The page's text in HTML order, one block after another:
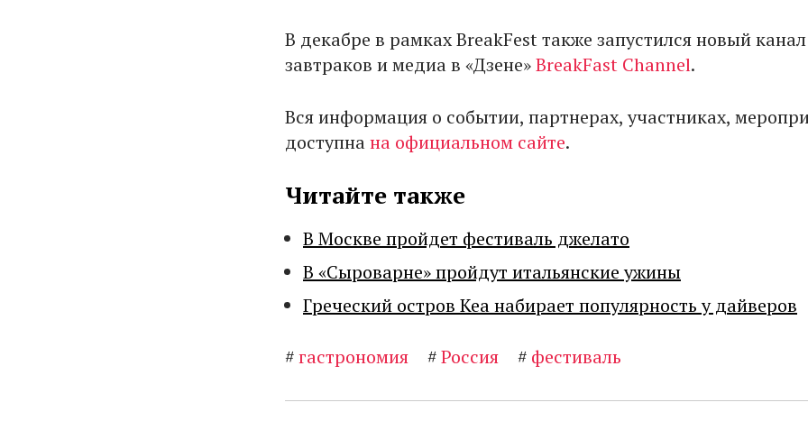
В декабре в рамках BreakFest также запустился новый канал
завтраков и медиа в «Дзене»BreakFast Channel.
Вся информация о событии, партнерах, участниках,
доступнана официальном сайте.
Читайте также
В Москве пройдет фестиваль джелато
В «Сыроварне» пройдут итальянские ужины
Греческий остров Кеа набирает популярность у дайверов
#гастрономия #Россия # фестиваль